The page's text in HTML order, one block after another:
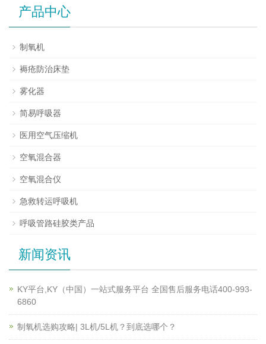
产品中心
制氧机
褥疮防治床垫
雾化器
简易呼吸器
医用空气压缩机
空氧混合器
空氧混合仪
急救转运呼吸机
呼吸管路硅胶类产品
新闻资讯
KY平台,KY（中国）一站式服务平台 全国售后服务电话400-993-
6860
制氧机选购攻略| 3L机/5L机？到底选哪个？